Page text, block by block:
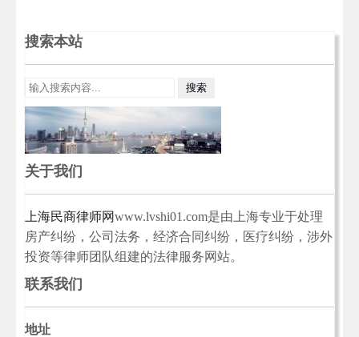
搜索本站
关于我们
上海民商律师网www.lvshi01.com是由上海专业于处理
房产纠纷，公司法务，经济合同纠纷，医疗纠纷，涉外
投资等律师团队组建的法律服务网站。
联系我们
地址